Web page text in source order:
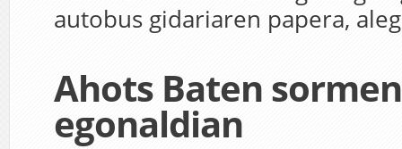
autobus gidariaren papera,
Ahots Baten sormen
egonaldian